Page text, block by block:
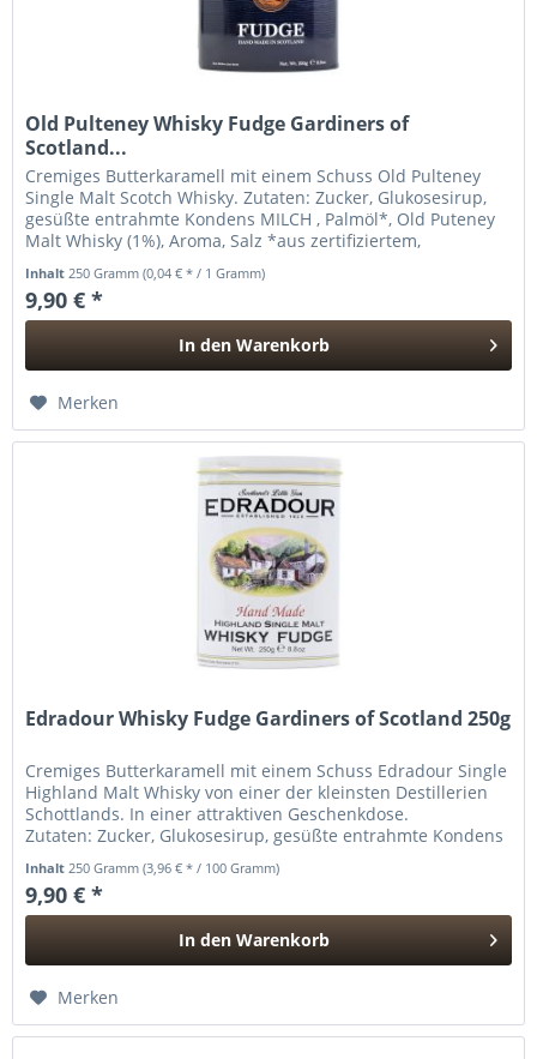
Old Pulteney Whisky Fudge Gardiners of
Scotland...
Cremiges Butterkaramell mit einem Schuss Old Pulteney
Single Malt Scotch Whisky. Zutaten: Zucker, Glukosesirup,
gesüßte entrahmte Kondens MILCH , Palmöl*, Old Puteney
Malt Whisky (1%), Aroma, Salz *aus zertifiziertem,
Inhalt250 Gramm(0,04 € * / 1 Gramm)
9,90 € *
In den Warenkorb
Merken
Edradour Whisky Fudge Gardiners of Scotland 250g
Cremiges Butterkaramell mit einem Schuss Edradour Single
Highland Malt Whisky von einer der kleinsten Destillerien
Schottlands. In einer attraktiven Geschenkdose.
Zutaten: Zucker, Glukosesirup, gesüßte entrahmte Kondens
Inhalt250 Gramm(3,96 € * / 100 Gramm)
9,90 € *
In den Warenkorb
Merken